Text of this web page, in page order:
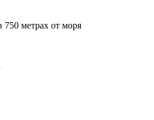
750 метрах от моря